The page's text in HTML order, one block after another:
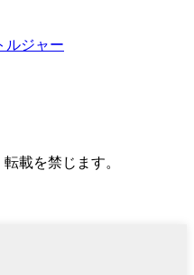
ルジャー
載を禁じます。